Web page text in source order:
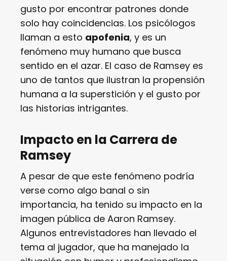
gusto por encontrar patrones donde
solo hay coincidencias. Los psicólogos
llaman a esto apofenia, y es un
fenómeno muy humano que busca
sentido en el azar. El caso de Ramsey es
uno de tantos que ilustran la propensión
humana a la superstición y el gusto por
las historias intrigantes.
Impacto en la Carrera de
Ramsey
A pesar de que este fenómeno podría
verse como algo banal o sin
importancia, ha tenido su impacto en la
imagen pública de Aaron Ramsey.
Algunos entrevistadores han llevado el
tema al jugador, que ha manejado la